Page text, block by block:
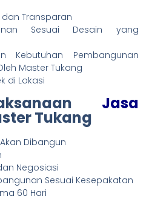
dan Transparan
Sesuai Desain yang
Kebutuhan Pembangunan
Master Tukang
di Lokasi
Jasa
Tukang
Dibangun
Negosiasi
Sesuai Kesepakatan
60 Hari